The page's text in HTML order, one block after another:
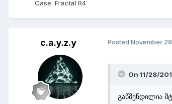
Case: Fractal R4
c.a.y.z.y Posted November
On 11/28/
გაწმენდილია